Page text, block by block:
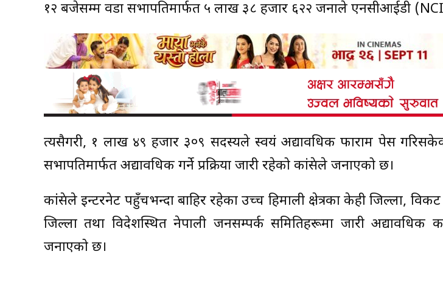
१२ बजेसम्म वडा सभापतिमार्फत ५ लाख ३८ हजार ६२२ जनाले एनसीआईडी
त्यसैगरी, १ लाख ४९ हजार ३०९ सदस्यले स्वयं अद्यावधिक फाराम पेस
सभापतिमार्फत अद्यावधिक गर्ने प्रक्रिया जारी रहेको कांग्रेसले जनाएको छ।
कांग्रेसले इन्टरनेट पहुँचभन्दा बाहिर रहेका उच्च हिमाली क्षेत्रका केही जिल्ला,
जिल्ला तथा विदेशस्थित नेपाली जनसम्पर्क समितिहरूमा जारी अद्यावधिक
जनाएको छ।